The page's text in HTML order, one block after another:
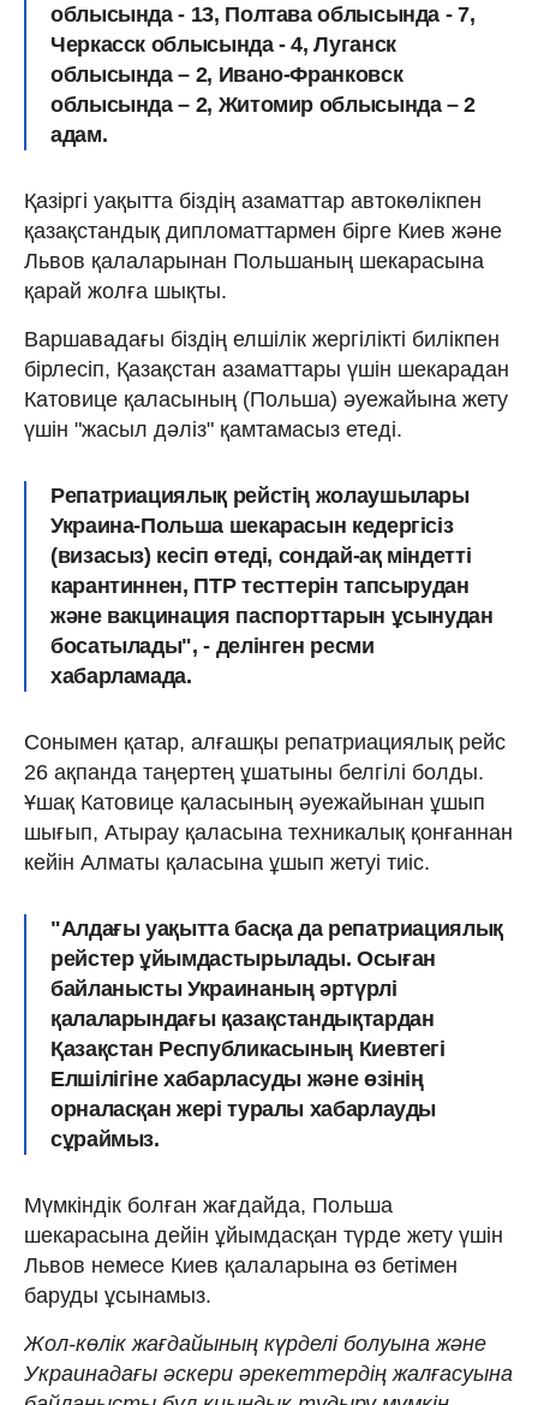
облысында - 13, Полтава облысында - 7,
Черкасск облысында - 4, Луганск
облысында – 2, Ивано-Франковск
облысында – 2, Житомир облысында – 2
адам.
Қазіргі уақытта біздің азаматтар автокөлікпен
қазақстандық дипломаттармен бірге Киев және
Львов қалаларынан Польшаның шекарасына
қарай жолға шықты.
Варшавадағы біздің елшілік жергілікті билікпен
бірлесіп, Қазақстан азаматтары үшін шекарадан
Катовице қаласының (Польша) әуежайына жету
үшін "жасыл дәліз" қамтамасыз етеді.
Репатриациялық рейстің жолаушылары
Украина-Польша шекарасын кедергісіз
(визасыз) кесіп өтеді, сондай-ақ міндетті
карантиннен, ПТР тесттерін тапсырудан
және вакцинация паспорттарын ұсынудан
босатылады", - делінген ресми
хабарламада.
Сонымен қатар, алғашқы репатриациялық рейс
26 ақпанда таңертең ұшатыны белгілі болды.
Ұшақ Катовице қаласының әуежайынан ұшып
шығып, Атырау қаласына техникалық қонғаннан
кейін Алматы қаласына ұшып жетуі тиіс.
"Алдағы уақытта басқа да репатриациялық
рейстер ұйымдастырылады. Осыған
байланысты Украинаның әртүрлі
қалаларындағы қазақстандықтардан
Қазақстан Республикасының Киевтегі
Елшілігіне хабарласуды және өзінің
орналасқан жері туралы хабарлауды
сұраймыз.
Мүмкіндік болған жағдайда, Польша
шекарасына дейін ұйымдасқан түрде жету үшін
Львов немесе Киев қалаларына өз бетімен
баруды ұсынамыз.
Жол-көлік жағдайының күрделі болуына және
Украинадағы әскери әрекеттердің жалғасуына